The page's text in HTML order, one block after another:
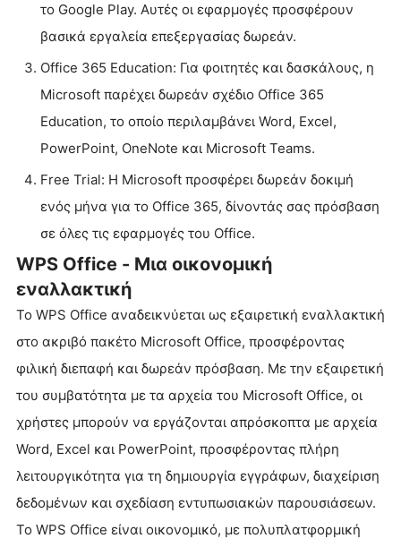
το Google Play. Αυτές οι εφαρμογές προσφέρουν
βασικά εργαλεία επεξεργασίας δωρεάν.
Office 365 Education: Για φοιτητές και δασκάλους, η
Microsoft παρέχει δωρεάν σχέδιο Office 365
Education, το οποίο περιλαμβάνει Word, Excel,
PowerPoint, OneNote και Microsoft Teams.
Free Trial: Η Microsoft προσφέρει δωρεάν δοκιμή
ενός μήνα για το Office 365, δίνοντάς σας πρόσβαση
σε όλες τις εφαρμογές του Office.
WPS Office - Μια οικονομική
εναλλακτική
Το WPS Office αναδεικνύεται ως εξαιρετική εναλλακτική
στο ακριβό πακέτο Microsoft Office, προσφέροντας
φιλική διεπαφή και δωρεάν πρόσβαση. Με την εξαιρετική
του συμβατότητα με τα αρχεία του Microsoft Office, οι
χρήστες μπορούν να εργάζονται απρόσκοπτα με αρχεία
Word, Excel και PowerPoint, προσφέροντας πλήρη
λειτουργικότητα για τη δημιουργία εγγράφων, διαχείριση
δεδομένων και σχεδίαση εντυπωσιακών παρουσιάσεων.
Το WPS Office είναι οικονομικό, με πολυπλατφορμική